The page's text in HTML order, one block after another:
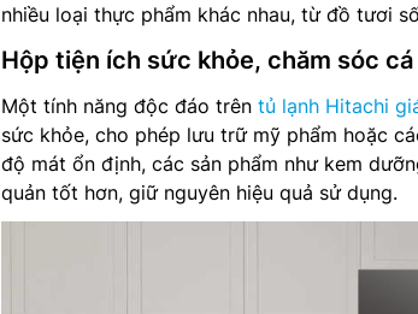
nhiều loại thực phẩm khác nhau, từ đồ tươi
Hộp tiện ích sức khỏe, chăm sóc
Một tính năng độc đáo trên tủ lạnh Hitachi
sức khỏe, cho phép lưu trữ mỹ phẩm hoặc
độ mát ổn định, các sản phẩm như kem
quản tốt hơn, giữ nguyên hiệu quả sử dụng.